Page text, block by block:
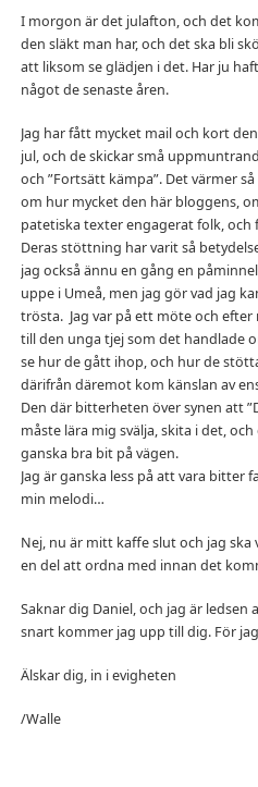
I morgon är det julafton, och det
den släkt man har, och det ska bli
att liksom se glädjen i det. Har ju
något de senaste åren.
Jag har fått mycket mail och kort
jul, och de skickar små
och ”Fortsätt kämpa”. Det värmer
om hur mycket den här bloggens,
patetiska texter engagerat folk, och
Deras stöttning har varit så
jag också ännu en gång en
uppe i Umeå, men jag gör vad jag
trösta. Jag var på ett möte och
till den unga tjej som det handlade
se hur de gått ihop, och hur de
därifrån däremot kom känslan av
Den där bitterheten över synen att
måste lära mig svälja, skita i det,
ganska bra bit på vägen.
Jag är ganska less på att vara bitter
min melodi…
Nej, nu är mitt kaffe slut och jag
en del att ordna med innan det
Saknar dig Daniel, och jag är
snart kommer jag upp till dig. För
Älskar dig, in i evigheten
/Walle